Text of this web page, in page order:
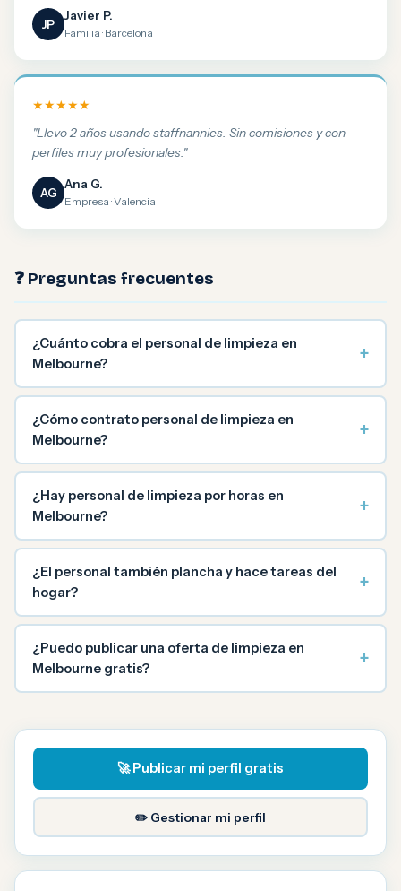
JP
Javier P.
Familia · Barcelona
★★★★★
"Llevo 2 años usando staffnannies. Sin comisiones y con
perfiles muy profesionales."
AG
Ana G.
Empresa · Valencia
❓ Preguntas frecuentes
¿Cuánto cobra el personal de limpieza en
Melbourne?
+
¿Cómo contrato personal de limpieza en
Melbourne?
+
¿Hay personal de limpieza por horas en
Melbourne?
+
¿El personal también plancha y hace tareas del
hogar?
+
¿Puedo publicar una oferta de limpieza en
Melbourne gratis?
+
🚀 Publicar mi perfil gratis
✏️ Gestionar mi perfil